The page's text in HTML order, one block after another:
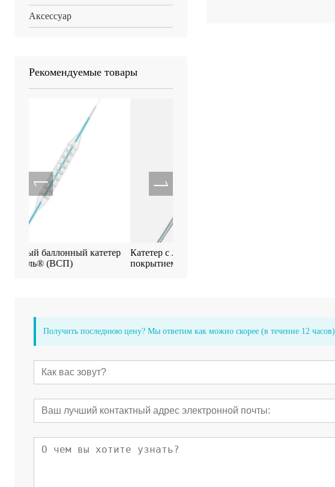
Аксессуар
Рекомендуемые товары
катетер
Катетер с лекарственным
покрытием (ЭД)
Получить последнюю цену? Мы ответим как можно скорее (в течение 12 часов)